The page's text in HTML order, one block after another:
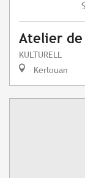
Atelier de
KULTURELL
Kerlouan